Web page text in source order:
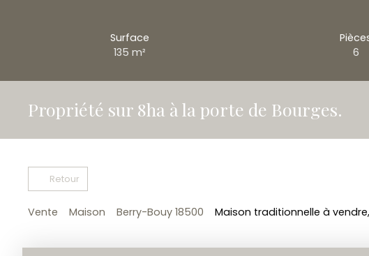
Surface
135m²
6
Propriété sur 8ha à la porte de Bourges.
Retour
Vente Maison Berry-Bouy 18500 Maison traditionnelle à